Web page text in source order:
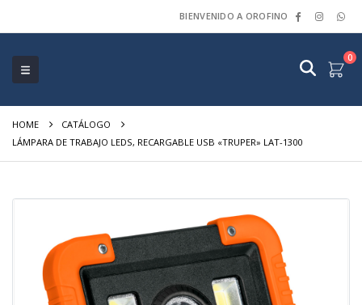
BIENVENIDO A OROFINO
0
HOME
CATÁLOGO
LÁMPARA DE TRABAJO LEDS, RECARGABLE USB «TRUPER» LAT-1300